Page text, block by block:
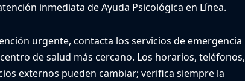
inmediata de Ayuda Psicológica en Línea.
urgente, contacta los servicios de emergencia
de salud más cercano. Los horarios, teléfonos,
externos pueden cambiar; verifica siempre la